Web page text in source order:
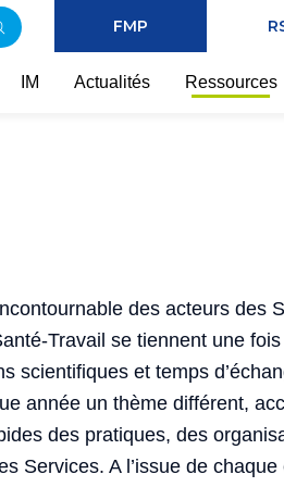
FMP
IM Actualités Ressources
des acteurs des
Travail se tiennent une
scientifiques et temps
année un thème différent,
des pratiques, des
Services. A l’issue de